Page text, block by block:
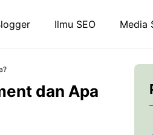
Ilmu SEO Media
dan Apa